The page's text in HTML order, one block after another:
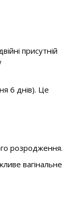
присутній
6 днів). Це
розродження.
вагінальне